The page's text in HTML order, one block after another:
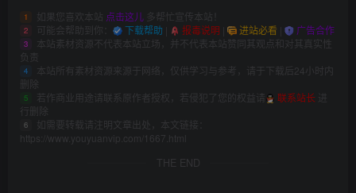
1 如果您喜欢本站 点击这儿 多帮忙宣传本站！
2 可能会帮助到你： 下载帮助 报毒说明 | 进站必看 | 广告合作
3
本站素材资源不代表本站立场，并不代表本站赞同其观点和对其真实性
负责
4
本站所有素材资源来源于网络，仅供学习与参考，请于下载后24小时内
删除
5 若作商业用途请联系原作者授权，若侵犯了您的权益请 联系站长 进
行删除
6
如需要转载请注明文章出处，本文链接：
https://www.youyuanvip.com/1667.html
THE END